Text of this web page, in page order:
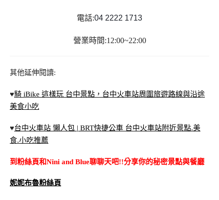
電話:04 2222 1713
營業時間:12:00~22:00
其他延伸閱讀:
♥騎 iBike 這樣玩 台中景點，台中火車站周圍旅遊路線與沿途
美食小吃
♥台中火車站 懶人包 | BRT快捷公車 台中火車站附近景點.美
食.小吃推薦
到粉絲頁和Nini and Blue聊聊天吧!!分享你的秘密景點與餐廳
妮妮布魯粉絲頁